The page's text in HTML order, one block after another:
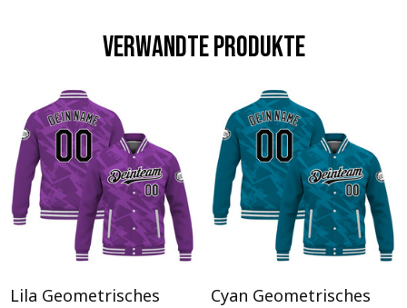
Verwandte Produkte
Lila Geometrisches
Cyan Geometrisches